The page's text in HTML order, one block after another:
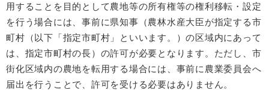
用することを目的として農地等の所有権等の権利移転・設定
を行う場合には、事前に県知事（農林水産大臣が指定する市
町村（以下「指定市町村」といいます。）の区域内にあって
は、指定市町村の長）の許可が必要となります。ただし、市
街化区域内の農地を転用する場合には、事前に農業委員会へ
届出を行うことで、許可を受ける必要はありません。